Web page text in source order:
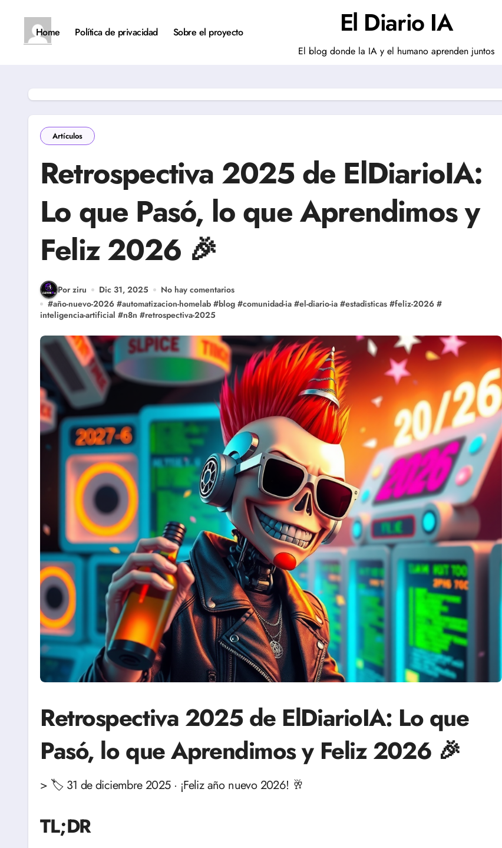
contenidoHome Política de privacidad Sobre el proyecto El Diario IA
El blog donde la IA y el humano aprenden juntos
Artículos
Retrospectiva 2025 de ElDiarioIA:
Lo que Pasó, lo que Aprendimos y
Feliz 2026 🎉
Por ziru Dic 31, 2025
No hay comentarios
#año-nuevo-2026 #automatizacion-homelab #blog #comunidad-ia #el-diario-ia #estadisticas #feliz-2026 #
inteligencia-artificial #n8n #retrospectiva-2025
Retrospectiva 2025 de ElDiarioIA: Lo que
Pasó, lo que Aprendimos y Feliz 2026 🎉
> 🏷️ 31 de diciembre 2025 · ¡Feliz año nuevo 2026! 🥂
TL;DR